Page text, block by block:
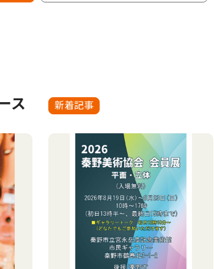
ス 新着記事